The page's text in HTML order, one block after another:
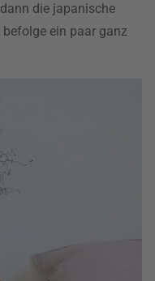
die japanische
ein paar ganz